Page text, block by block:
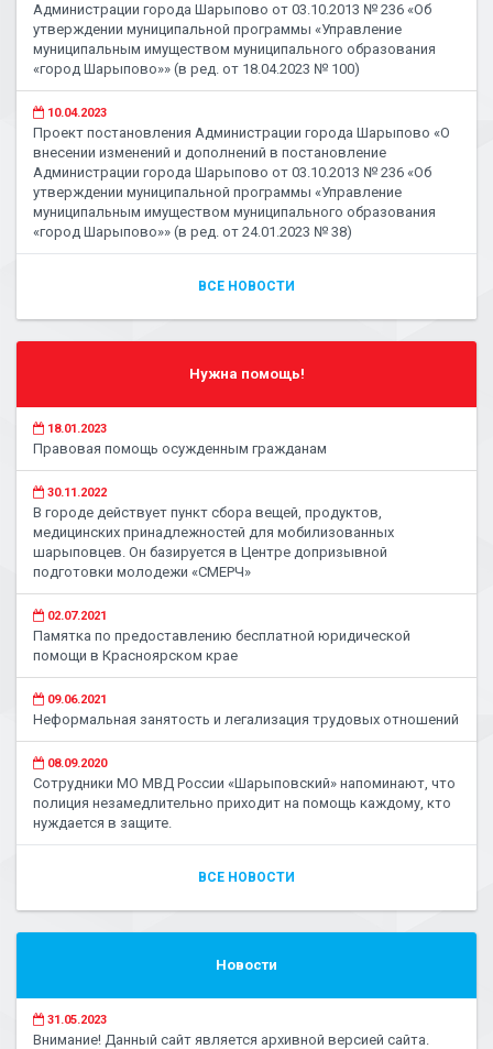
Администрации города Шарыпово от 03.10.2013 № 236 «Об
утверждении муниципальной программы «Управление
муниципальным имуществом муниципального образования
«город Шарыпово»» (в ред. от 18.04.2023 № 100)
10.04.2023
Проект постановления Администрации города Шарыпово «О
внесении изменений и дополнений в постановление
Администрации города Шарыпово от 03.10.2013 № 236 «Об
утверждении муниципальной программы «Управление
муниципальным имуществом муниципального образования
«город Шарыпово»» (в ред. от 24.01.2023 № 38)
ВСЕ НОВОСТИ
Нужна помощь!
18.01.2023
Правовая помощь осужденным гражданам
30.11.2022
В городе действует пункт сбора вещей, продуктов,
медицинских принадлежностей для мобилизованных
шарыповцев. Он базируется в Центре допризывной
подготовки молодежи «СМЕРЧ»
02.07.2021
Памятка по предоставлению бесплатной юридической
помощи в Красноярском крае
09.06.2021
Неформальная занятость и легализация трудовых отношений
08.09.2020
Сотрудники МО МВД России «Шарыповский» напоминают, что
полиция незамедлительно приходит на помощь каждому, кто
нуждается в защите.
ВСЕ НОВОСТИ
Новости
31.05.2023
Внимание! Данный сайт является архивной версией сайта.